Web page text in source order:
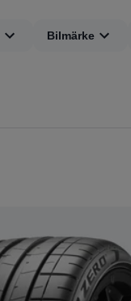
Bilmärke